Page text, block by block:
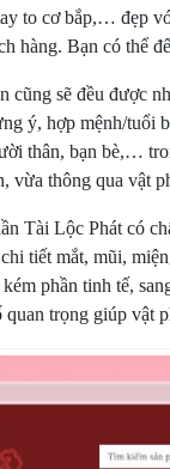
to cơ bắp,… đẹp
hàng. Bạn có thể
cũng sẽ đều được
ý, hợp mệnh/
thân, bạn bè,…
vừa thông qua vật
Tài Lộc Phát có
tiết mắt, mũi,
phần tinh tế,
trọng giúp vật